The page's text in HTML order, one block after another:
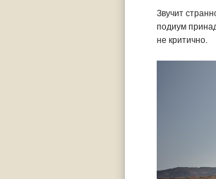
Звучит
подиум
не критично.